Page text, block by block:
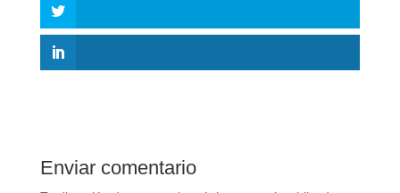
Enviar comentario